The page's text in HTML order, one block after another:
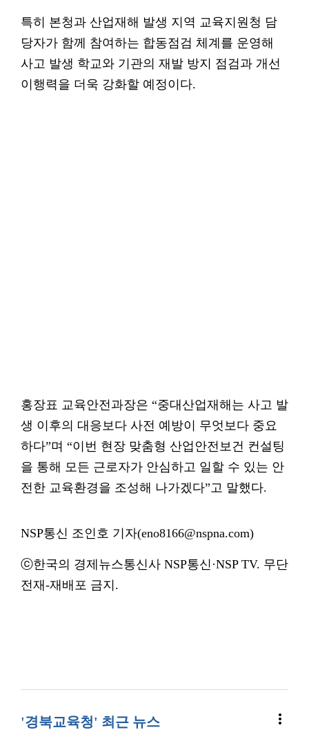
특히 본청과 산업재해 발생 지역 교육지원청 담
당자가 함께 참여하는 합동점검 체계를 운영해
사고 발생 학교와 기관의 재발 방지 점검과 개선
이행력을 더욱 강화할 예정이다.
홍장표 교육안전과장은 “중대산업재해는 사고 발
생 이후의 대응보다 사전 예방이 무엇보다 중요
하다”며 “이번 현장 맞춤형 산업안전보건 컨설팅
을 통해 모든 근로자가 안심하고 일할 수 있는 안
전한 교육환경을 조성해 나가겠다”고 말했다.
NSP통신 조인호 기자(eno8166@nspna.com)
ⓒ한국의 경제뉴스통신사 NSP통신·NSP TV. 무단
전재-재배포 금지.
'경북교육청' 최근 뉴스 more_vert